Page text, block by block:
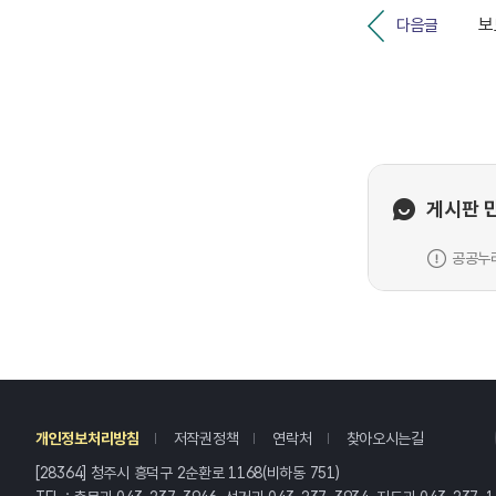
다음글
게시판
공공누
개인정보처리방침 저작권정책 연락처 찾아오시는길
[28364] 청주시 흥덕구 2순환로 1168(비하동 751)